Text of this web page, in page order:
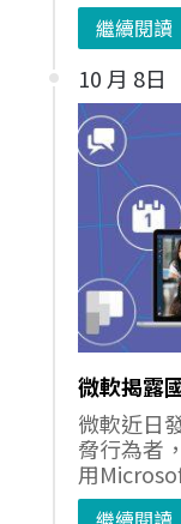
繼續閱讀
10 月 8日
微軟揭露
微軟近日
脅行為者
用